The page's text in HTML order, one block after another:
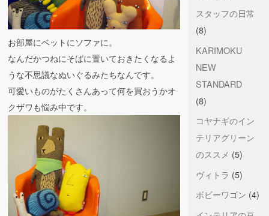
お部屋にベットにソファに。
なんだかつねにそばに置いておきたくなるよ
うな不思議なぬいぐるみたちなんです。
可愛いものがたくさんあって何を買おうかオ
クザワも悩み中です。
スタッフの日常
(8)
KARIMOKU
NEW
STANDARD
(8)
コヤナギのイン
テリアグリーン
のススメ (5)
ヴィトラ (5)
ボビーワゴン (4)